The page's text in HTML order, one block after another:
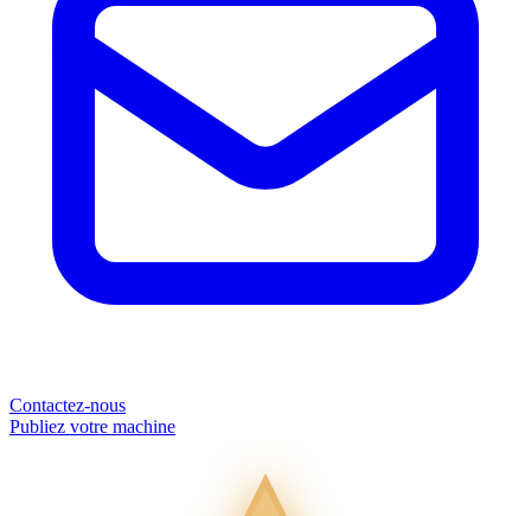
Contactez-nous
Publiez votre machine